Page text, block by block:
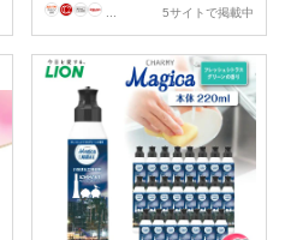
5サイトで掲載中